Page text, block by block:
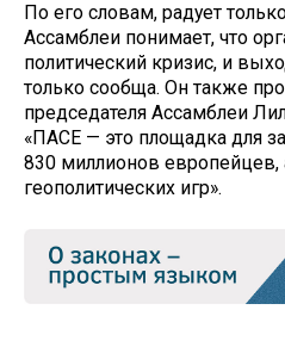
По его словам, радует
Ассамблеи понимает, что
политический кризис, и
только сообща. Он также
председателя Ассамблеи
«ПАСЕ — это площадка для
830 миллионов европейцев,
геополитических игр».